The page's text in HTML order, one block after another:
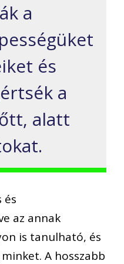
a
és
a
alatt
és
az annak
is tanulható, és
A hosszabb